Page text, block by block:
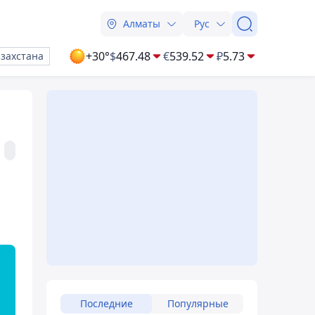
Алматы Рус
+30°$467.48 €539.52 ₽5.73
Последние Популярные